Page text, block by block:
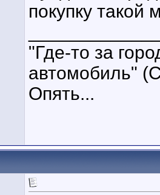
покупку
"Где-то за
автомобиль"
Опять...